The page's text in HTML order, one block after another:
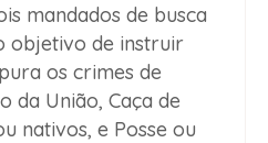
mandados de busca
objetivo de instruir
os crimes de
da União, Caça de
nativos, e Posse ou